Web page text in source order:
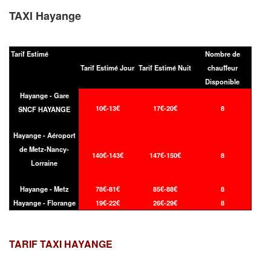
TAXI Hayange
Tarif Estimé
Tarif Estimé Jour Tarif Estimé Nuit
Nombre de
chauffeur
Disponible
Hayange - Gare
SNCF HAYANGE
10€-13€ 17€-20€ 8
Hayange - Aéroport
de Metz-Nancy-
Lorraine
140€-143€ 147€-150€ 8
Hayange - Metz 78€-81€ 85€-88€
8
Hayange - Florange
19€-22€ 26€-29€ 8
TARIF TAXI HAYANGE